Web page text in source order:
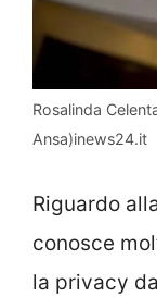
Rosalinda
Ansa)inews24.it
Riguardo
conosce
la privacy